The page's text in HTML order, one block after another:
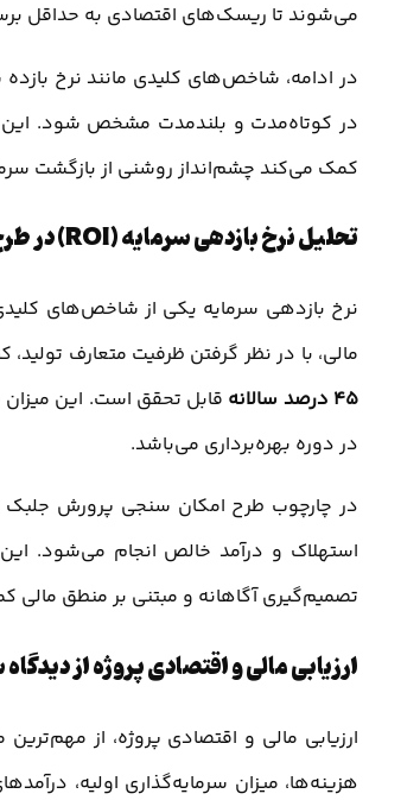
می‌شوند تا ریسک‌های اقتصادی به حداقل
در ادامه، شاخص‌های کلیدی مانند نرخ بازده
در کوتاه‌مدت و بلندمدت مشخص شود. این
کمک می‌کند چشم‌انداز روشنی از بازگشت
تحلیل نرخ بازدهی سرمایه (ROI) در طرح توجیهی پرورش جلبک اسپیرولینا
نرخ بازدهی سرمایه یکی از شاخص‌های
مالی، با در نظر گرفتن ظرفیت متعارف
45 درصد سالانه
قابل تحقق است. این
در دوره بهره‌برداری می‌باشد.
در چارچوب طرح امکان سنجی پرورش جلبک
استهلاک و درآمد خالص انجام می‌شود. این
تصمیم‌گیری آگاهانه و مبتنی بر منطق مالی
ارزیابی مالی و اقتصادی پروژه از
ارزیابی مالی و اقتصادی پروژه، از
هزینه‌ها، میزان سرمایه‌گذاری اولیه،